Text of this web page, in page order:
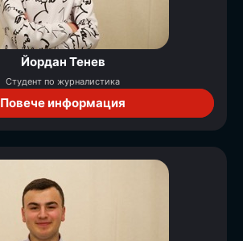
Йордан Тенев
Студент по журналистика
Повече информация